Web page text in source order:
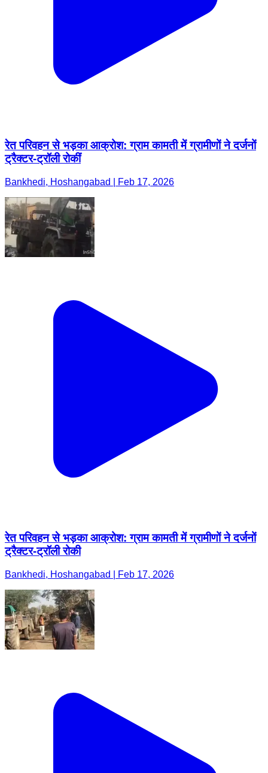
रेत परिवहन से भड़का आक्रोश: ग्राम कामती में ग्रामीणों ने दर्जनों
ट्रैक्टर-ट्रॉली रोकीं
Bankhedi, Hoshangabad | Feb 17, 2026
रेत परिवहन से भड़का आक्रोश: ग्राम कामती में ग्रामीणों ने दर्जनों
ट्रैक्टर-ट्रॉली रोकी
Bankhedi, Hoshangabad | Feb 17, 2026